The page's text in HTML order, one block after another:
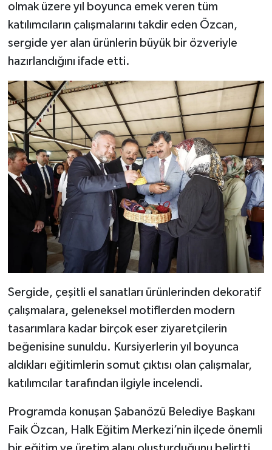
olmak üzere yıl boyunca emek veren tüm
katılımcıların çalışmalarını takdir eden Özcan,
sergide yer alan ürünlerin büyük bir özveriyle
hazırlandığını ifade etti.
Sergide, çeşitli el sanatları ürünlerinden dekoratif
çalışmalara, geleneksel motiflerden modern
tasarımlara kadar birçok eser ziyaretçilerin
beğenisine sunuldu. Kursiyerlerin yıl boyunca
aldıkları eğitimlerin somut çıktısı olan çalışmalar,
katılımcılar tarafından ilgiyle incelendi.
Programda konuşan Şabanözü Belediye Başkanı
Faik Özcan, Halk Eğitim Merkezi’nin ilçede önemli